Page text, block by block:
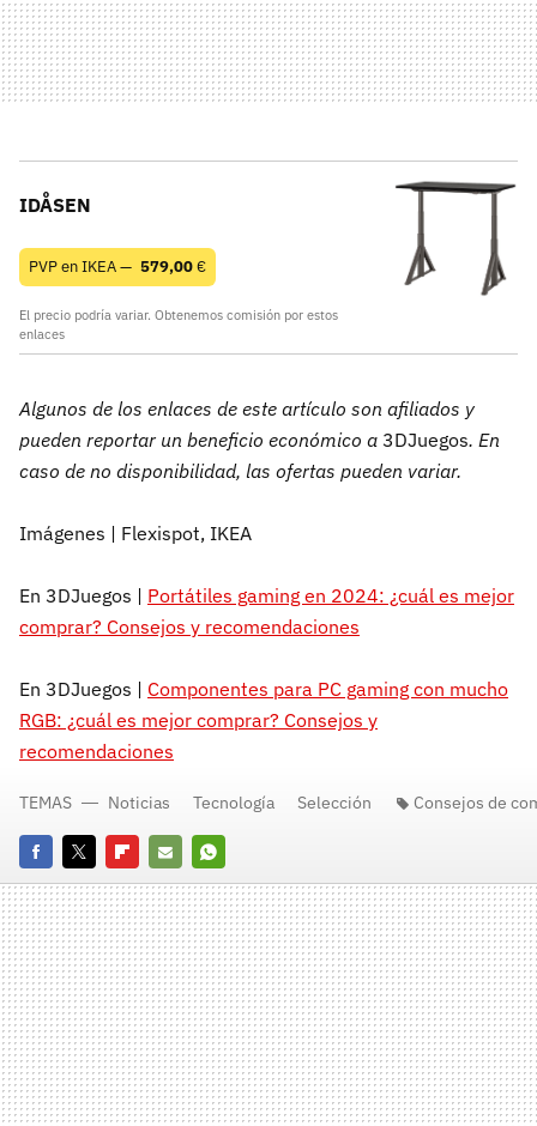
IDÅSEN
PVP en IKEA — 579,00€
El precio podría variar. Obtenemos comisión por estos
enlaces
Algunos de los enlaces de este artículo son afiliados y
pueden reportar un beneficio económico a 3DJuegos. En
caso de no disponibilidad, las ofertas pueden variar.
Imágenes | Flexispot, IKEA
En 3DJuegos | Portátiles gaming en 2024: ¿cuál es mejor
comprar? Consejos y recomendaciones
En 3DJuegos | Componentes para PC gaming con mucho
RGB: ¿cuál es mejor comprar? Consejos y
recomendaciones
FacebookTwitterFlipboard
E-
mail
Whatsapp
TEMAS Noticias Tecnología Selección Consejos de